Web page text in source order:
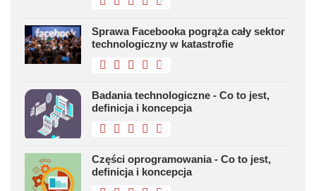
Sprawa Facebooka pogrąża cały sektor
technologiczny w katastrofie
Badania technologiczne - Co to jest,
definicja i koncepcja
Części oprogramowania - Co to jest,
definicja i koncepcja